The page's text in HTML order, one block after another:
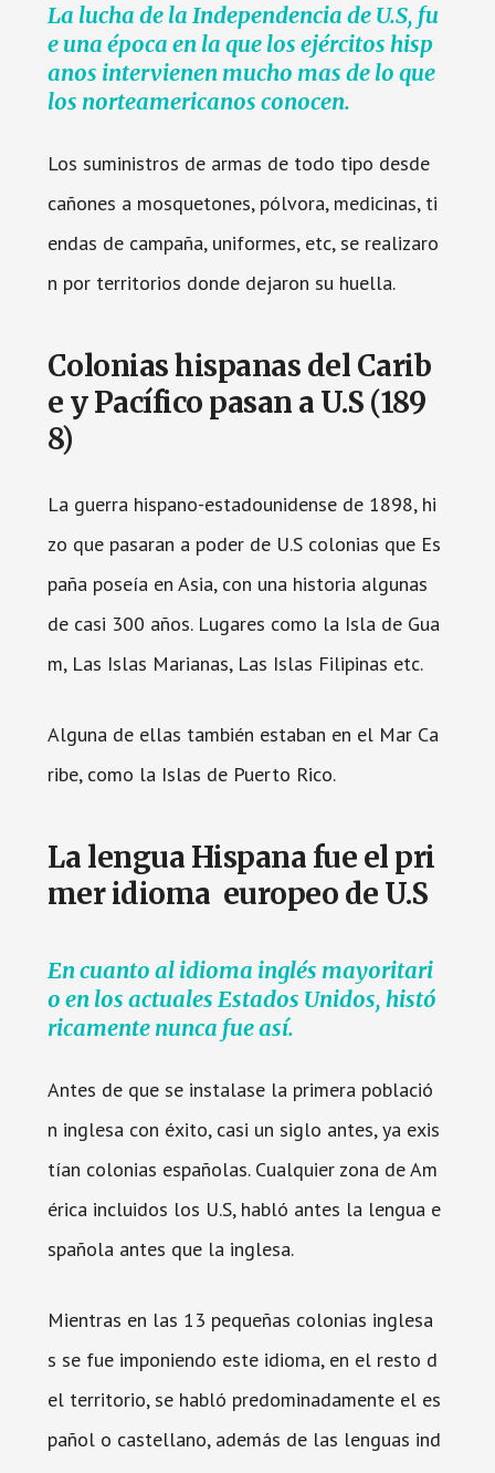
La lucha de la Independencia de U.S, fu
e una época en la que los ejércitos hisp
anos intervienen mucho mas de lo que
los norteamericanos conocen.
Los suministros de armas de todo tipo desde
cañones a mosquetones, pólvora, medicinas, ti
endas de campaña, uniformes, etc, se realizaro
n por territorios donde dejaron su huella.
Colonias hispanas del Carib
e y Pacífico pasan a U.S (189
8)
La guerra hispano-estadounidense de 1898, hi
zo que pasaran a poder de U.S colonias que Es
paña poseía en Asia, con una historia algunas
de casi 300 años. Lugares como la Isla de Gua
m, Las Islas Marianas, Las Islas Filipinas etc.
Alguna de ellas también estaban en el Mar Ca
ribe, como la Islas de Puerto Rico.
La lengua Hispana fue el pri
mer idioma europeo de U.S
En cuanto al idioma inglés mayoritari
o en los actuales Estados Unidos, histó
ricamente nunca fue así.
Antes de que se instalase la primera població
n inglesa con éxito, casi un siglo antes, ya exis
tían colonias españolas. Cualquier zona de Am
érica incluidos los U.S, habló antes la lengua e
spañola antes que la inglesa.
Mientras en las 13 pequeñas colonias inglesa
s se fue imponiendo este idioma, en el resto d
el territorio, se habló predominadamente el es
pañol o castellano, además de las lenguas ind